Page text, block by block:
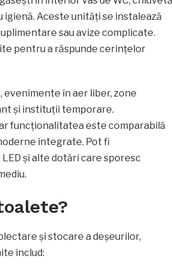
igienă. Aceste unități se instalează
sau avize complicate.
pentru a răspunde cerințelor
în aer liber, zone
și instituții temporare.
funcționalitatea este comparabilă
integrate. Pot fi
și alte dotări care sporesc
și stocare a deșeurilor,
includ: